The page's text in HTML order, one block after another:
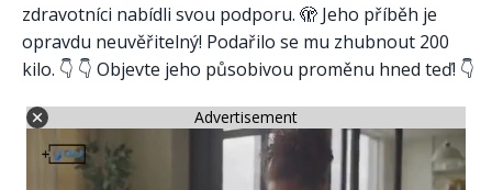
zdravotníci nabídli svou podporu. 🫣 Jeho příběh je
opravdu neuvěřitelný! Podařilo se mu zhubnout 200
kilo. 👇 👇 Objevte jeho působivou proměnu hned teď! 👇
Advertisement